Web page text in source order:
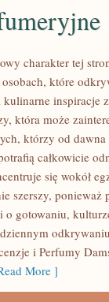
charakter tej
które
inspiracje
która może
którzy od
całkowicie
się wokół
szerszy,
o gotowaniu,
i Perfumy
More ]